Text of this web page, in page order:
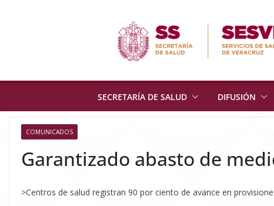
SECRETARÍA DE SALUD DIFUSIÓN
COMUNICADOS
Garantizado abasto de
>Centros de salud registran 90 por ciento de avance en